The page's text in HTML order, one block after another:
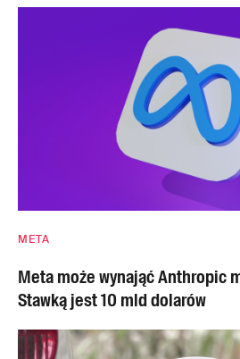
META
Meta może wynająć Anthropic
Stawką jest 10 mld dolarów